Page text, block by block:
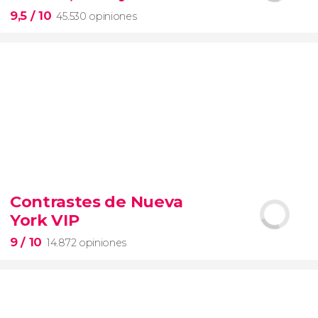
entrada preferente
9,5 / 10 45.530 opiniones
visita guiada por el Coliseo, Foro y Palatino
tour
en español
Contrastes de Nueva
York VIP
9/ 10 14.872 opiniones